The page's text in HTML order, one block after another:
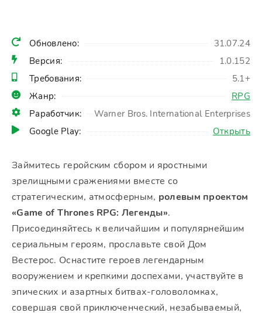
Обновлено:
31.07.24
Версия:
1.0.152
Требования:
5.1+
Жанр:
RPG
Раработчик:
Warner Bros. International Enterprises
Google Play:
Открыть
Займитесь геройским сбором и яростными
зрелищными сражениями вместе со
стратегическим, атмосферным, ролевым проектом
«Game of Thrones RPG: Легенды».
Присоединяйтесь к величайшим и популярнейшим
сериальным героям, прославьте свой Дом
Вестерос. Оснастите героев легендарным
вооружением и крепкими доспехами, участвуйте в
эпических и азартных битвах-головоломках,
совершая свой приключенческий, незабываемый,